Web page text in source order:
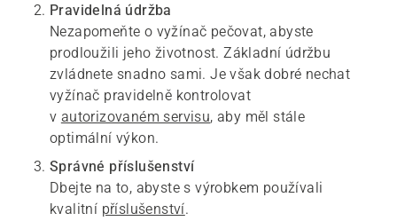
Pravidelná údržba
Nezapomeňte o vyžínač pečovat, abyste
prodloužili jeho životnost. Základní údržbu
zvládnete snadno sami. Je však dobré nechat
vyžínač pravidelně kontrolovat
v autorizovaném servisu, aby měl stále
optimální výkon.
Správné příslušenství
Dbejte na to, abyste s výrobkem používali
kvalitní příslušenství.